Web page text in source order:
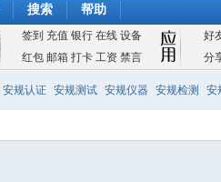
搜索 帮助
签到 充值 银行 在线 设备 好
红包 邮箱 打卡 工资 禁言 分
安规认证 安规测试 安规仪器 安规检测 安